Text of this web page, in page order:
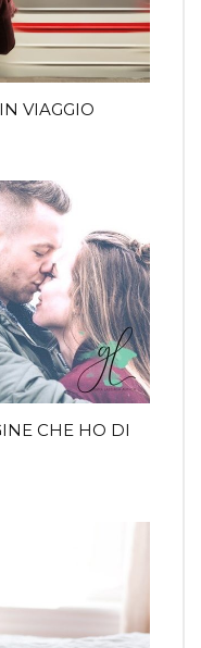
VIAGGIO
CHE HO DI